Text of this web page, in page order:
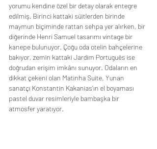
yorumu kendine özel bir detay olarak entegre
edilmiş. Birinci kattaki süitlerden birinde
maymun biçiminde rattan sehpa yer alırken, bir
diğerinde Henri Samuel tasarımı vintage bir
kanepe bulunuyor. Çoğu oda otelin bahçelerine
bakıyor, zemin kattaki Jardim Português ise
doğrudan erişim imkânı sunuyor. Odaların en
dikkat çekeni olan Matinha Suite, Yunan
sanatçı Konstantin Kakanias’ın el boyaması
pastel duvar resimleriyle bambaşka bir
atmosfer yaratıyor.